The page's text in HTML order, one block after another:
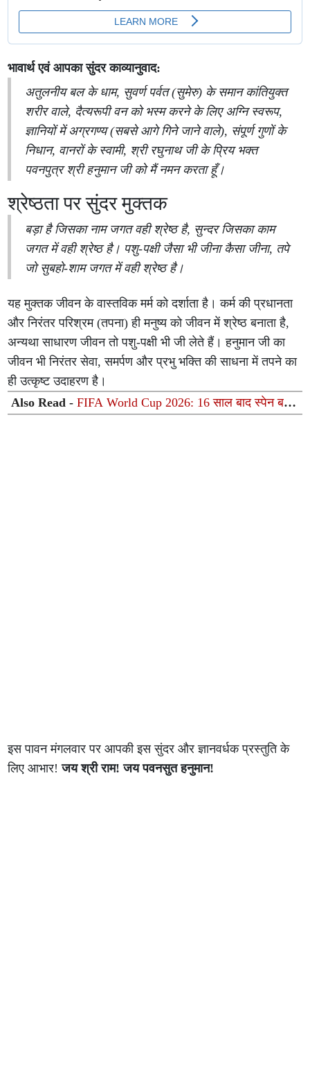
भावार्थ एवं आपका सुंदर काव्यानुवाद:
अतुलनीय बल के धाम, सुवर्ण पर्वत (सुमेरु) के समान कांतियुक्त
शरीर वाले, दैत्यरूपी वन को भस्म करने के लिए अग्नि स्वरूप,
ज्ञानियों में अग्रगण्य (सबसे आगे गिने जाने वाले), संपूर्ण गुणों के
निधान, वानरों के स्वामी, श्री रघुनाथ जी के प्रिय भक्त
पवनपुत्र श्री हनुमान जी को मैं नमन करता हूँ।
श्रेष्ठता पर सुंदर मुक्तक
बड़ा है जिसका नाम जगत वही श्रेष्ठ है, सुन्दर जिसका काम
जगत में वही श्रेष्ठ है। पशु-पक्षी जैसा भी जीना कैसा जीना, तपे
जो सुबहो-शाम जगत में वही श्रेष्ठ है।
यह मुक्तक जीवन के वास्तविक मर्म को दर्शाता है। कर्म की प्रधानता
और निरंतर परिश्रम (तपना) ही मनुष्य को जीवन में श्रेष्ठ बनाता है,
अन्यथा साधारण जीवन तो पशु-पक्षी भी जी लेते हैं। हनुमान जी का
जीवन भी निरंतर सेवा, समर्पण और प्रभु भक्ति की साधना में तपने का
ही उत्कृष्ट उदाहरण है।
Also Read -FIFA World Cup 2026: 16 साल बाद स्पेन बना
दुनिया का नया किंग, फेरान टोरेस के गोल ने तोड़ा मेसी का सपना
इस पावन मंगलवार पर आपकी इस सुंदर और ज्ञानवर्धक प्रस्तुति के
लिए आभार!जय श्री राम! जय पवनसुत हनुमान!